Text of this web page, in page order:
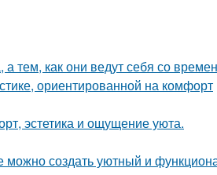
тем, как они ведут себя со
ориентированной на комфорт
эстетика и ощущение уюта.
можно создать уютный и